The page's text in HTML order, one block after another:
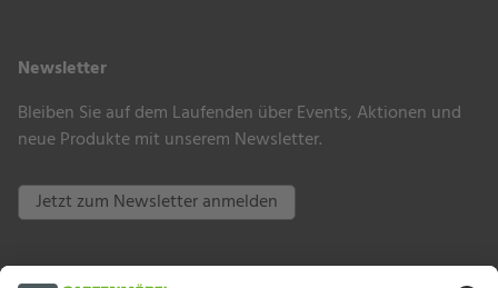
Newsletter
Bleiben Sie auf dem Laufenden über Events, Aktionen und
neue Produkte mit unserem Newsletter.
Jetzt zum Newsletter anmelden